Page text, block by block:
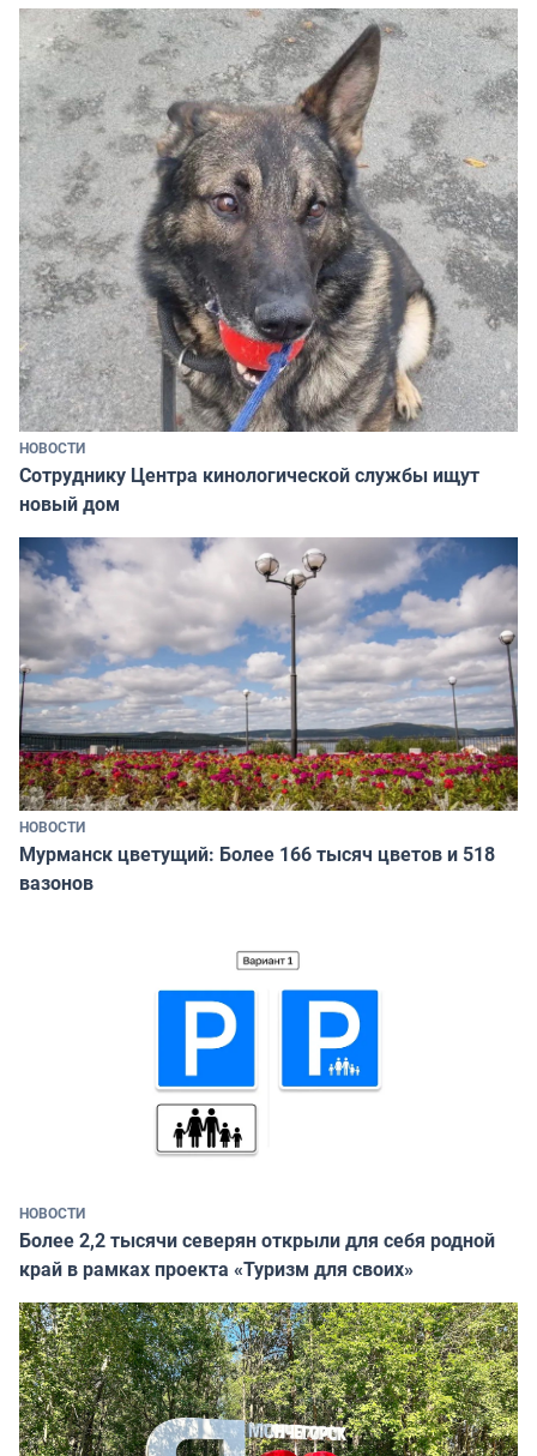
НОВОСТИ
Сотруднику Центра кинологической службы ищут
новый дом
НОВОСТИ
Мурманск цветущий: Более 166 тысяч цветов и 518
вазонов
НОВОСТИ
Более 2,2 тысячи северян открыли для себя родной
край в рамках проекта «Туризм для своих»